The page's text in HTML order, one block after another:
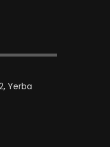
Yerba